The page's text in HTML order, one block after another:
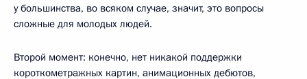
у большинства, во всяком случае, значит, это вопросы
сложные для молодых людей.
Второй момент: конечно, нет никакой поддержки
короткометражных картин, анимационных дебютов,